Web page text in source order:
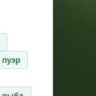
пуэр